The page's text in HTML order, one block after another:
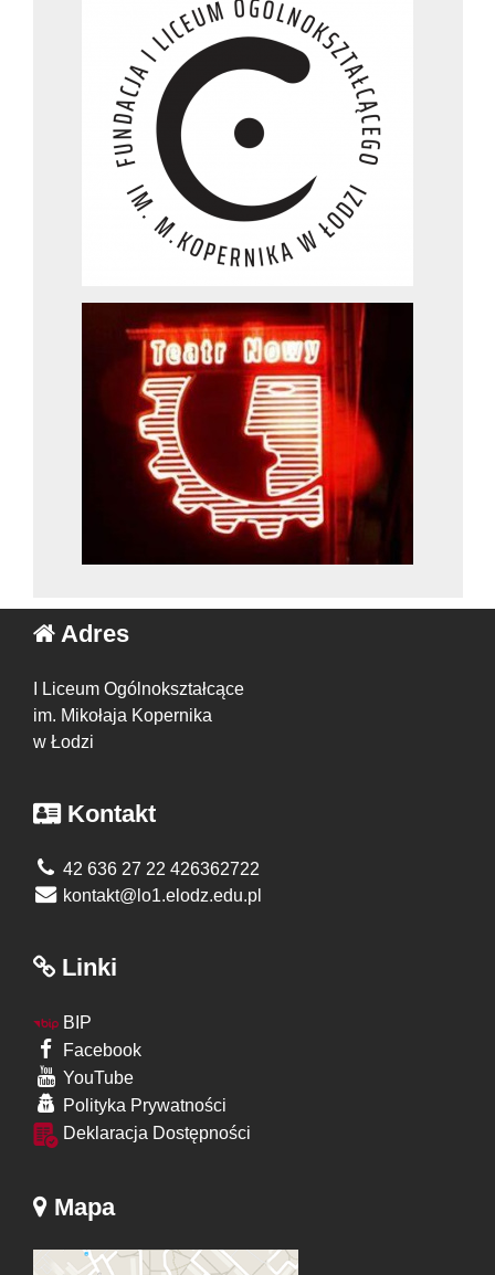
Adres
I Liceum Ogólnokształcące
im. Mikołaja Kopernika
w Łodzi
Kontakt
42 636 27 22 426362722
kontakt@lo1.elodz.edu.pl
Linki
BIP
Facebook
YouTube
Polityka Prywatności
Deklaracja Dostępności
Mapa